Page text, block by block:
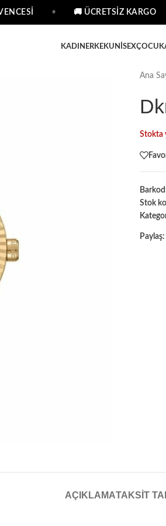
🚚 ÜCRETSİZ KARGO
KADIN ERKEKUNISEXÇOCUK
Ana
Stokta
Stok
Paylaş:
AÇIKLAMATAKSIT